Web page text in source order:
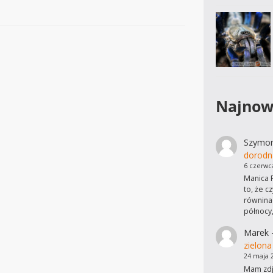
6
Manica
to, że
Marek
zielona
24 maja
Mam